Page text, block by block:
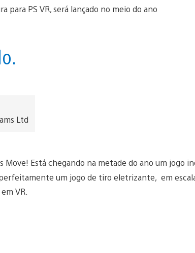
Ltd
Move! Está chegando na metade do ano um jogo
um jogo de tiro eletrizante, em escala
VR.